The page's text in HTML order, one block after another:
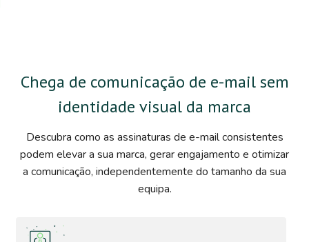
Chega de comunicação de e-mail sem
identidade visual da marca
Descubra como as assinaturas de e-mail consistentes
podem elevar a sua marca, gerar engajamento e otimizar
a comunicação, independentemente do tamanho da sua
equipa.